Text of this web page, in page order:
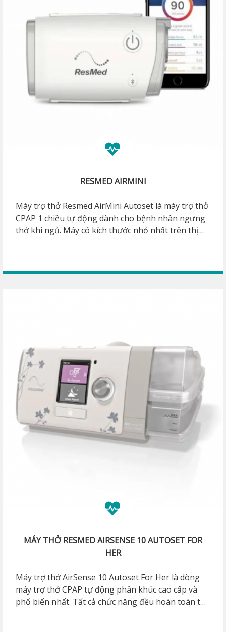
RESMED AIRMINI
Máy trợ thở Resmed AirMini Autoset là máy trợ thở
CPAP 1 chiều tự động dành cho bệnh nhân ngưng
thở khi ngủ. Máy có kích thước nhỏ nhất trên thị
MÁY THỞ RESMED AIRSENSE 10 AUTOSET FOR
HER
Máy trợ thở AirSense 10 Autoset For Her là dòng
máy trợ thở CPAP tự động phân khúc cao cấp và
phổ biến nhất. Tất cả chức năng đều hoàn toàn tự